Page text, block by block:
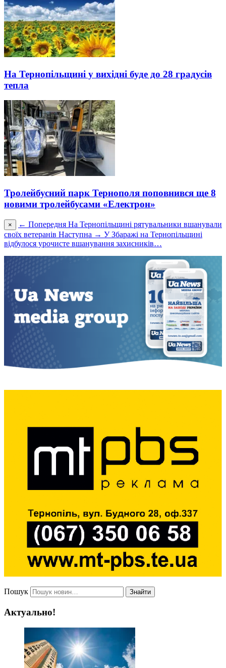
На Тернопільщині у вихідні буде до 28 градусів
тепла
Тролейбусний парк Тернополя поповнився ще 8
новими тролейбусами «Електрон»
× ← Попередня На Тернопільщині рятувальники вшанували
своїх ветеранів Наступна → У Збаражі на Тернопільщині
відбулося урочисте вшанування захисників…
Пошук Знайти
Актуально!